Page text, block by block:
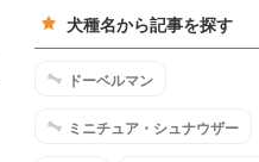
犬種名から記事を探す
ドーベルマン
ミニチュア・シュナウザー